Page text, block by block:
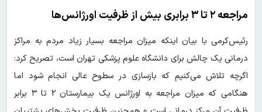
مراجعه ۲ تا ۳ برابری بیش از ظرفیت اورژانس‌ها
رئیس‌کرمی با بیان اینکه میزان مراجعه بسیار زیاد مردم به مراکز
درمانی یک چالش برای دانشگاه علوم پزشکی تهران است، تصریح کرد:
اگرچه تلاش می‌کنیم که بازسازی در سطوح عالی انجام شود اما
هنگامی که میزان مراجعه به اورژانس‌ یک بیمارستان ۲ تا ۳ برابر